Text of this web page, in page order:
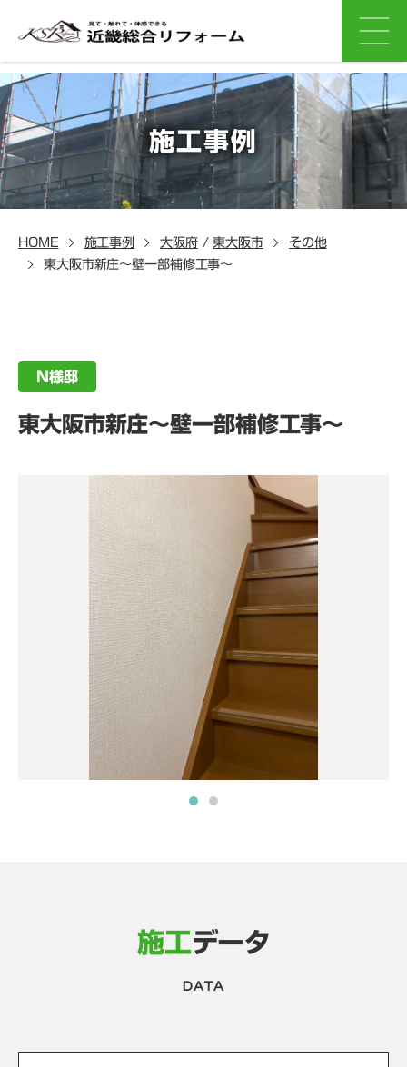
施工事例
HOME 施工事例 大阪府/東大阪市
その他
東大阪市新庄～壁一部補修工事～
N様邸
東大阪市新庄～壁一部補修工事～
施工データ
DATA